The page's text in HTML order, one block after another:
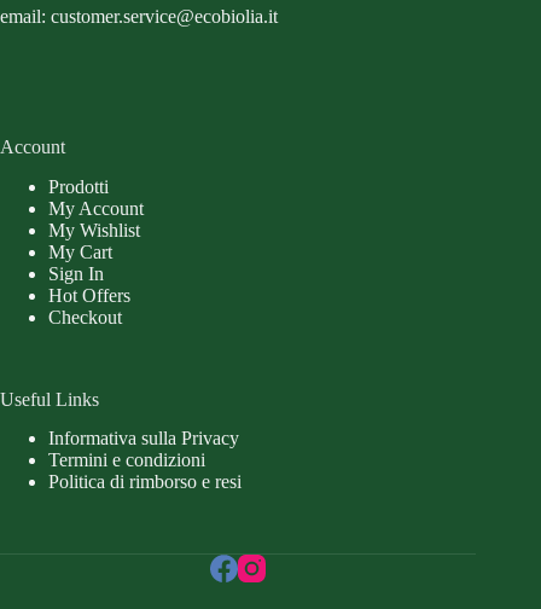
email: customer.service@ecobiolia.it
Account
Prodotti
My Account
My Wishlist
My Cart
Sign In
Hot Offers
Checkout
Useful Links
Informativa sulla Privacy
Termini e condizioni
Politica di rimborso e resi